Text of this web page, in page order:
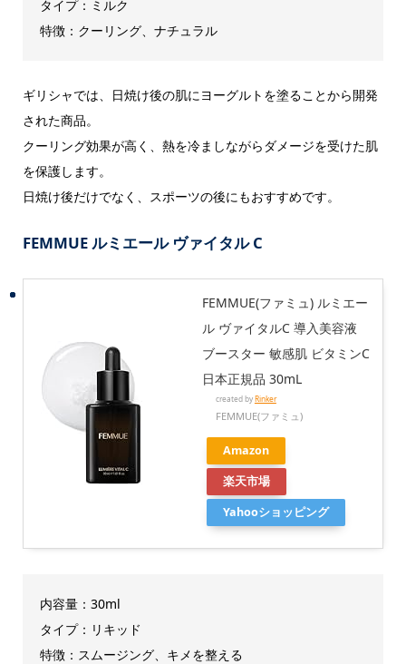
タイプ：ミルク
特徴：クーリング、ナチュラル
ギリシャでは、日焼け後の肌にヨーグルトを塗ることから開発
された商品。
クーリング効果が高く、熱を冷ましながらダメージを受けた肌
を保護します。
日焼け後だけでなく、スポーツの後にもおすすめです。
FEMMUE ルミエール ヴァイタル C
FEMMUE(ファミュ) ルミエー
ル ヴァイタルC 導入美容液
ブースター 敏感肌 ビタミンC
日本正規品 30mL
created byRinker
FEMMUE(ファミュ)
Amazon
楽天市場
Yahooショッピング
内容量：30ml
タイプ：リキッド
特徴：スムージング、キメを整える